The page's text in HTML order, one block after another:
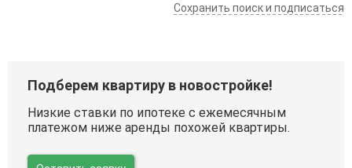
Сохранить поиск и подписаться
Подберем квартиру в новостройке!
Низкие ставки по ипотеке с ежемесячным
платежом ниже аренды похожей квартиры.